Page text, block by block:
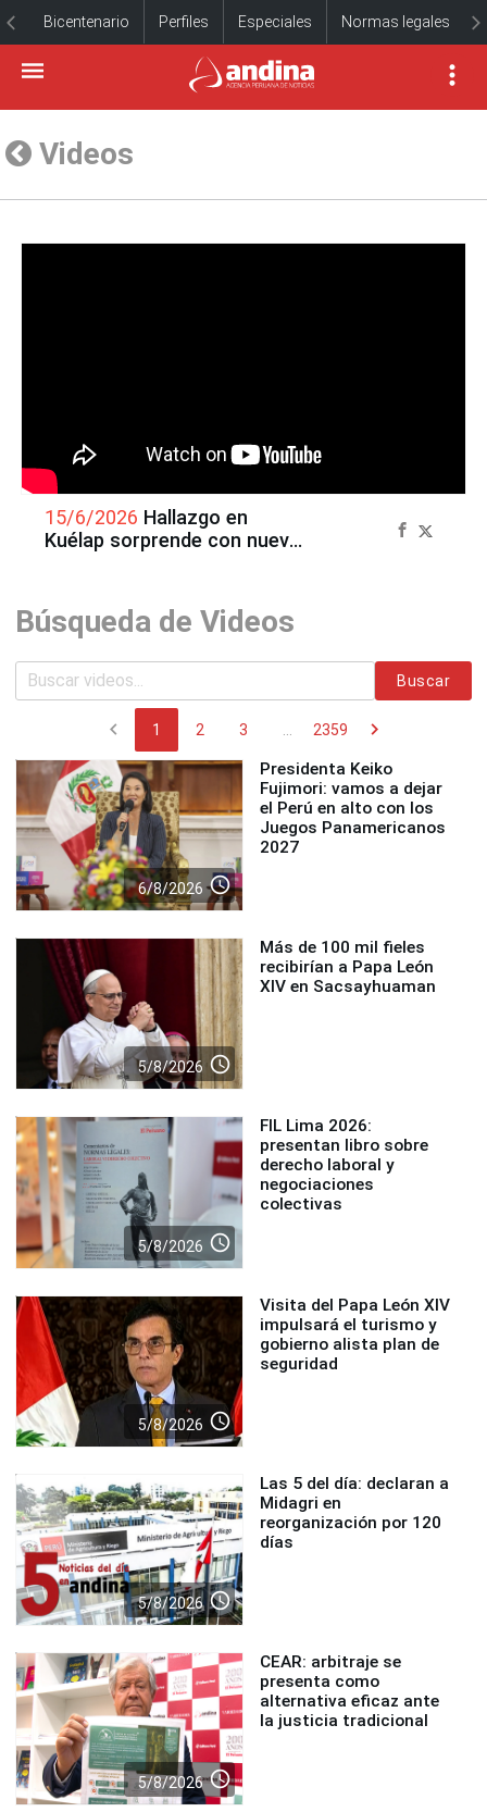
Bicentenario Perfiles Especiales Normas legales
Videos
15/6/2026 Hallazgo en
Kuélap sorprende con nueva
Búsqueda de Videos
Buscar
chevron_left 1 2 3 2359 chevron_right
6/8/2026 access_time
Presidenta Keiko
Fujimori: vamos a dejar
el Perú en alto con los
Juegos Panamericanos
2027
5/8/2026 access_time
Más de 100 mil fieles
recibirían a Papa León
XIV en Sacsayhuaman
5/8/2026 access_time
FIL Lima 2026:
presentan libro sobre
derecho laboral y
negociaciones
colectivas
5/8/2026 access_time
Visita del Papa León XIV
impulsará el turismo y
gobierno alista plan de
seguridad
5/8/2026 access_time
Las 5 del día: declaran a
Midagri en
reorganización por 120
días
5/8/2026 access_time
CEAR: arbitraje se
presenta como
alternativa eficaz ante
la justicia tradicional